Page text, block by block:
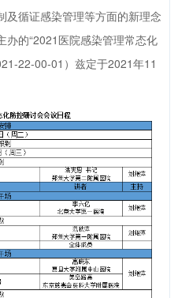
及循证感染管理等方面的新理念
办的“2021医院感染管理常态化
22-00-01）兹定于2021年11